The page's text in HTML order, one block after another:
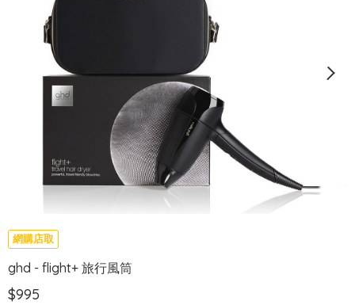
網購店取
ghd - flight+ 旅行風筒
$995